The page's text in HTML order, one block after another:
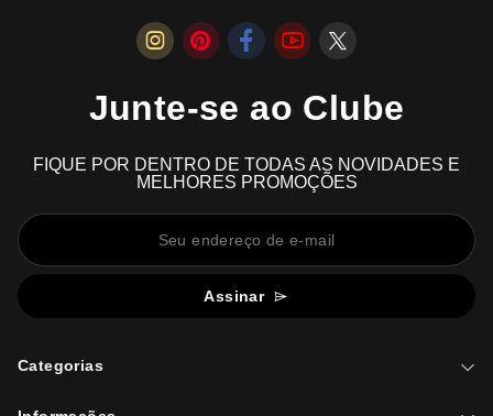
Junte-se ao Clube
FIQUE POR DENTRO DE TODAS AS NOVIDADES E
MELHORES PROMOÇÕES
Assinar
Categorias